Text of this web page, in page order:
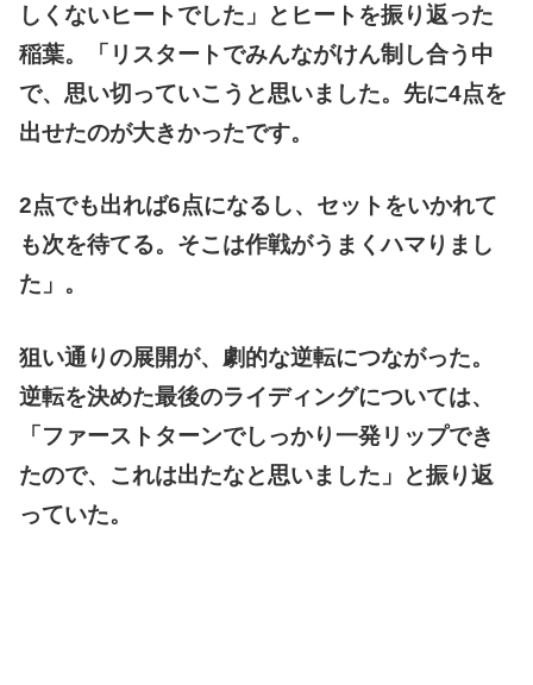
しくないヒートでした」とヒートを振り返った
稲葉。「リスタートでみんながけん制し合う中
で、思い切っていこうと思いました。先に4点を
出せたのが大きかったです。
2点でも出れば6点になるし、セットをいかれて
も次を待てる。そこは作戦がうまくハマりまし
た」。
狙い通りの展開が、劇的な逆転につながった。
逆転を決めた最後のライディングについては、
「ファーストターンでしっかり一発リップでき
たので、これは出たなと思いました」と振り返
っていた。